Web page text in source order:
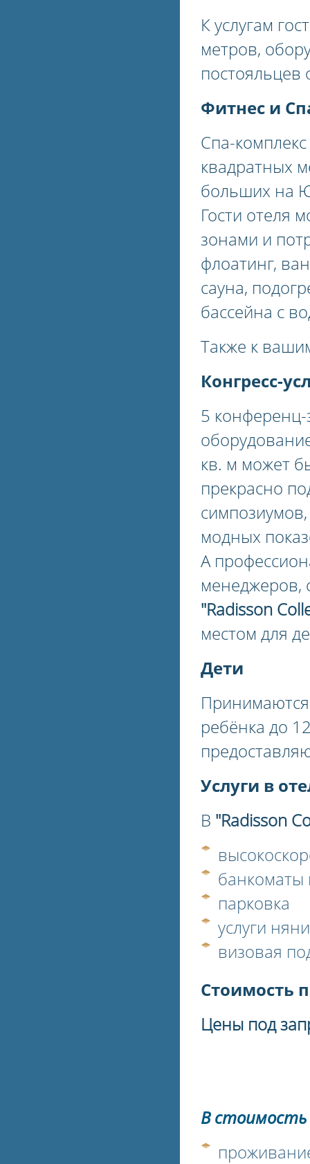
К услугам
метров,
постояльцев
Фитнес и
Спа-
квадратных
больших на
Гости отеля
зонами и
флоатинг,
cауна,
бассейна с
Также к
Конгресс-
5
кв. м может
прекрасно
модных
А
менеджеров,
"Radisson
местом для
Дети
ребёнка до
Услуги в
В "Radisson
банкоматы
парковка
услуги няни
визовая
Стоимость
Цены под
В